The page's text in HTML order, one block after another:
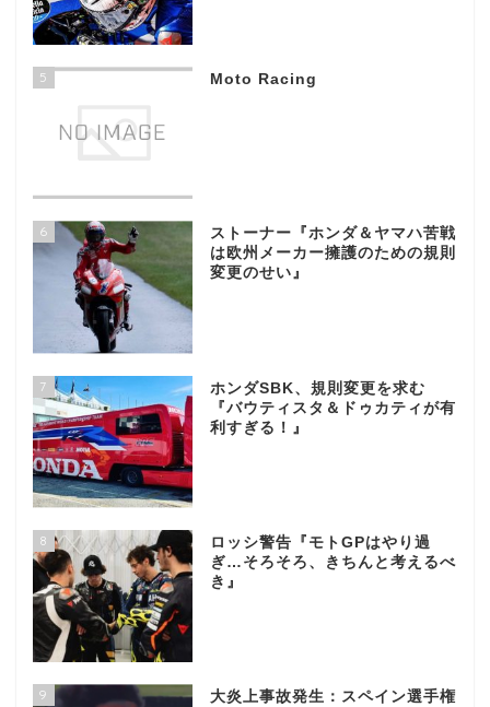
5 Moto Racing
6
ストーナー『ホンダ＆ヤマハ苦戦
は欧州メーカー擁護のための規則
変更のせい』
7
ホンダSBK、規則変更を求む
『バウティスタ＆ドゥカティが有
利すぎる！』
8
ロッシ警告『モトGPはやり過
ぎ…そろそろ、きちんと考えるべ
き』
9
大炎上事故発生：スペイン選手権